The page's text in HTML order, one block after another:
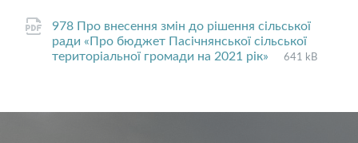
978 Про внесення змін до рішення сільської
ради «Про бюджет Пасічнянської сільської
територіальної громади на 2021 рік»
File
pdf
File
641 kB